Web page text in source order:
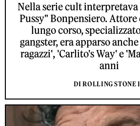
Nella serie cult interpretava
Pussy" Bonpensiero.
lungo corso,
gangster, era apparso
ragazzi', 'Carlito's Way' e
anni
DI ROLLING STONE